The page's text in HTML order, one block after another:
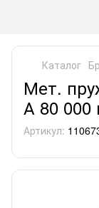
Каталог
Мет.
А 80 000
Артикул: